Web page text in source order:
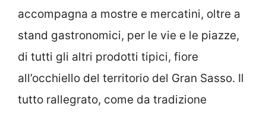
accompagna a mostre e mercatini, oltre a
stand gastronomici, per le vie e le piazze,
di tutti gli altri prodotti tipici, fiore
all’occhiello del territorio del Gran Sasso. Il
tutto rallegrato, come da tradizione